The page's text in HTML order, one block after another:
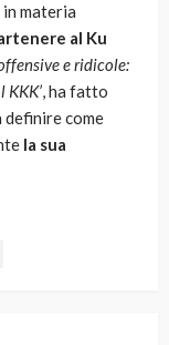
materia
al Ku
e ridicole:
, ha fatto
definire come
la sua